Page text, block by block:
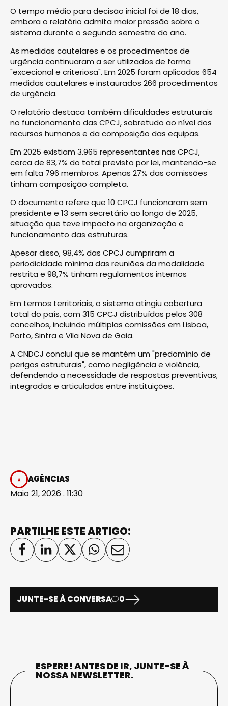
O tempo médio para decisão inicial foi de 18 dias,
embora o relatório admita maior pressão sobre o
sistema durante o segundo semestre do ano.
As medidas cautelares e os procedimentos de
urgência continuaram a ser utilizados de forma
"excecional e criteriosa". Em 2025 foram aplicadas 654
medidas cautelares e instaurados 266 procedimentos
de urgência.
O relatório destaca também dificuldades estruturais
no funcionamento das CPCJ, sobretudo ao nível dos
recursos humanos e da composição das equipas.
Em 2025 existiam 3.965 representantes nas CPCJ,
cerca de 83,7% do total previsto por lei, mantendo-se
em falta 796 membros. Apenas 27% das comissões
tinham composição completa.
O documento refere que 10 CPCJ funcionaram sem
presidente e 13 sem secretário ao longo de 2025,
situação que teve impacto na organização e
funcionamento das estruturas.
Apesar disso, 98,4% das CPCJ cumpriram a
periodicidade mínima das reuniões da modalidade
restrita e 98,7% tinham regulamentos internos
aprovados.
Em termos territoriais, o sistema atingiu cobertura
total do país, com 315 CPCJ distribuídas pelos 308
concelhos, incluindo múltiplas comissões em Lisboa,
Porto, Sintra e Vila Nova de Gaia.
A CNDCJ conclui que se mantém um "predomínio de
perigos estruturais", como negligência e violência,
defendendo a necessidade de respostas preventivas,
integradas e articuladas entre instituições.
AGÊNCIAS
Maio 21, 2026 . 11:30
PARTILHE ESTE ARTIGO:
JUNTE-SE À CONVERSA 0
ESPERE! ANTES DE IR, JUNTE-SE À
NOSSA NEWSLETTER.